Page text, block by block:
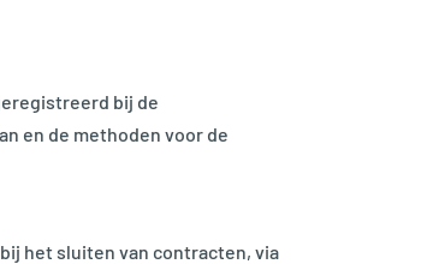
bij de
en de methoden voor de
het sluiten van contracten, via